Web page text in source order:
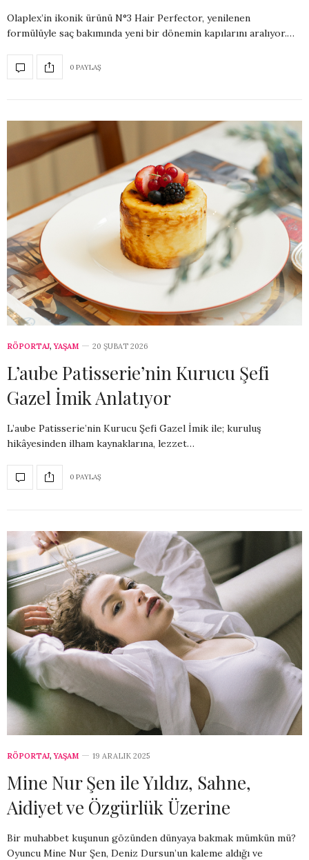
Olaplex’in ikonik ürünü N°3 Hair Perfector, yenilenen
formülüyle saç bakımında yeni bir dönemin kapılarını aralıyor.…
0 PAYLAŞ
RÖPORTAJ, YAŞAM 20 ŞUBAT 2026
L’aube Patisserie’nin Kurucu Şefi
Gazel İmik Anlatıyor
L’aube Patisserie’nin Kurucu Şefi Gazel İmik ile; kuruluş
hikâyesinden ilham kaynaklarına, lezzet…
0 PAYLAŞ
RÖPORTAJ, YAŞAM 19 ARALIK 2025
Mine Nur Şen ile Yıldız, Sahne,
Aidiyet ve Özgürlük Üzerine
Bir muhabbet kuşunun gözünden dünyaya bakmak mümkün mü?
Oyuncu Mine Nur Şen, Deniz Dursun’un kaleme aldığı ve